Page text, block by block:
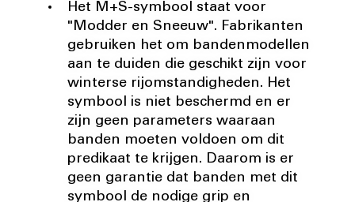
Het M+S-symbool staat voor
"Modder en Sneeuw". Fabrikanten
gebruiken het om bandenmodellen
aan te duiden die geschikt zijn voor
winterse rijomstandigheden. Het
symbool is niet beschermd en er
zijn geen parameters waaraan
banden moeten voldoen om dit
predikaat te krijgen. Daarom is er
geen garantie dat banden met dit
symbool de nodige grip en